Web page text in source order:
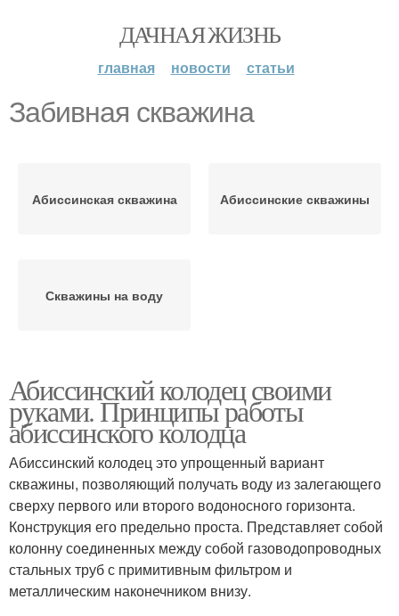
ДАЧНАЯ ЖИЗНЬ
главная новости статьи
Забивная скважина
Абиссинская скважина Абиссинские скважины
Скважины на воду
Абиссинский колодец своими
руками. Принципы работы
абиссинского колодца
Абиссинский колодец это упрощенный вариант
скважины, позволяющий получать воду из залегающего
сверху первого или второго водоносного горизонта.
Конструкция его предельно проста. Представляет собой
колонну соединенных между собой газоводопроводных
стальных труб с примитивным фильтром и
металлическим наконечником внизу.